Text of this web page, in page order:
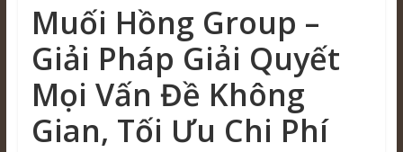
Muối Hồng Group –
Giải Pháp Giải Quyết
Mọi Vấn Đề Không
Gian, Tối Ưu Chi Phí